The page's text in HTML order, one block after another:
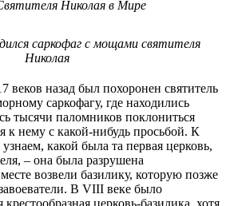
Николая в Мире
саркофаг с мощами святителя
Николая
веков назад был похоронен святитель
саркофагу, где находились
тысячи паломников поклониться
к нему с какой-нибудь просьбой. К
какой была та первая церковь,
– она была разрушена
возвели базилику, которую позже
В VIII веке было
церковь-базилика, хотя